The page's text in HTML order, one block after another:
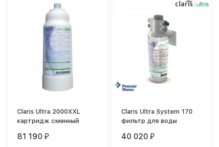
Claris Ultra 2000XXL
картридж сменный
81 190 ₽
Claris Ultra System 170
фильтр для воды
40 020 ₽